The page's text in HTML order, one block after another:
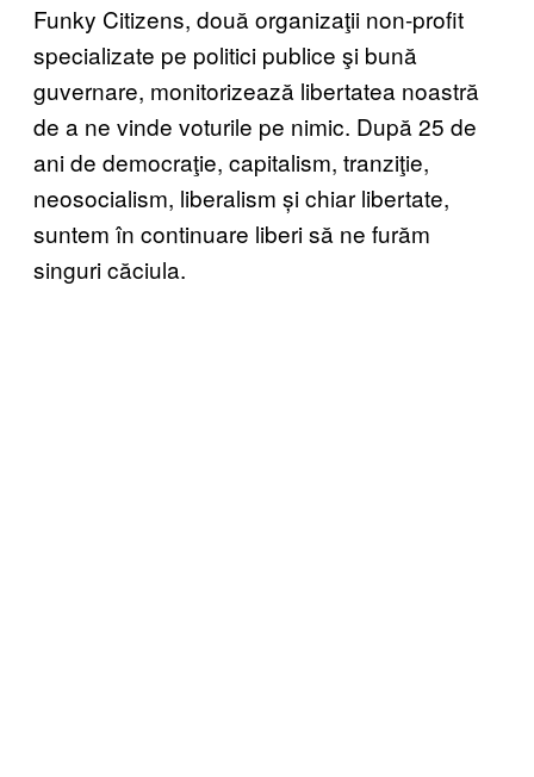
Funky Citizens, două organizaţii non-profit
specializate pe politici publice şi bună
guvernare, monitorizează libertatea noastră
de a ne vinde voturile pe nimic. După 25 de
ani de democraţie, capitalism, tranziţie,
neosocialism, liberalism și chiar libertate,
suntem în continuare liberi să ne furăm
singuri căciula.